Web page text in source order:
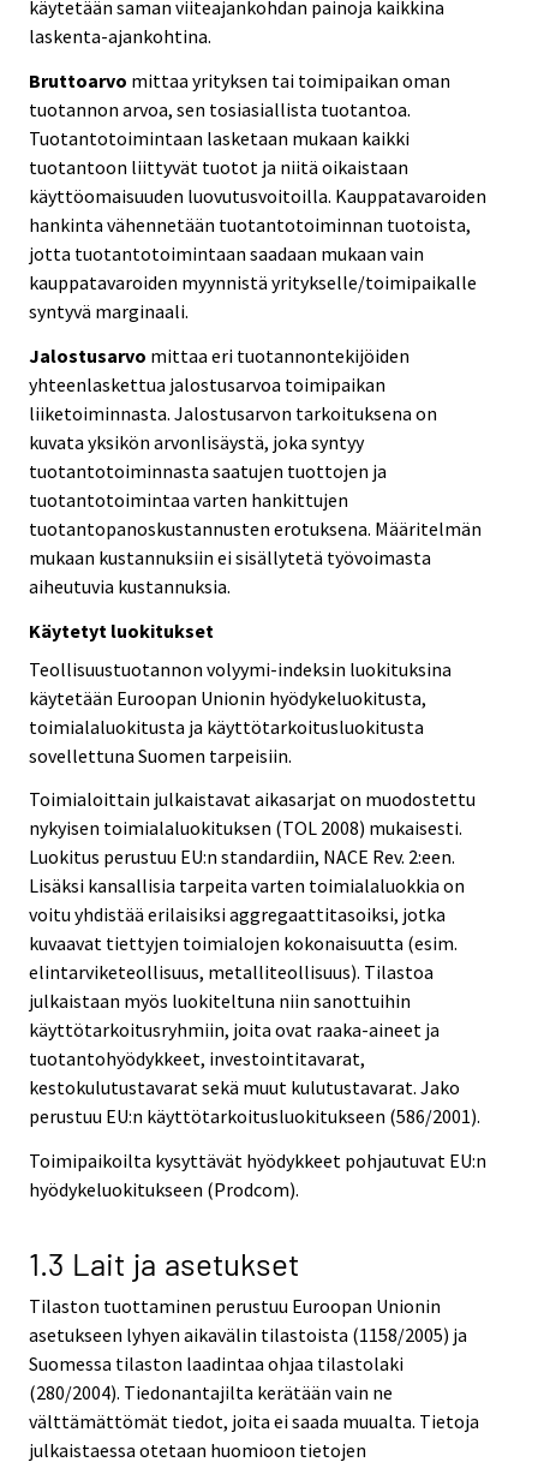
käytetään saman viiteajankohdan painoja kaikkina
laskenta-ajankohtina.
Bruttoarvo mittaa yrityksen tai toimipaikan oman
tuotannon arvoa, sen tosiasiallista tuotantoa.
Tuotantotoimintaan lasketaan mukaan kaikki
tuotantoon liittyvät tuotot ja niitä oikaistaan
käyttöomaisuuden luovutusvoitoilla. Kauppatavaroiden
hankinta vähennetään tuotantotoiminnan tuotoista,
jotta tuotantotoimintaan saadaan mukaan vain
kauppatavaroiden myynnistä yritykselle/toimipaikalle
syntyvä marginaali.
Jalostusarvo mittaa eri tuotannontekijöiden
yhteenlaskettua jalostusarvoa toimipaikan
liiketoiminnasta. Jalostusarvon tarkoituksena on
kuvata yksikön arvonlisäystä, joka syntyy
tuotantotoiminnasta saatujen tuottojen ja
tuotantotoimintaa varten hankittujen
tuotantopanoskustannusten erotuksena. Määritelmän
mukaan kustannuksiin ei sisällytetä työvoimasta
aiheutuvia kustannuksia.
Käytetyt luokitukset
Teollisuustuotannon volyymi-indeksin luokituksina
käytetään Euroopan Unionin hyödykeluokitusta,
toimialaluokitusta ja käyttötarkoitusluokitusta
sovellettuna Suomen tarpeisiin.
Toimialoittain julkaistavat aikasarjat on muodostettu
nykyisen toimialaluokituksen (TOL 2008) mukaisesti.
Luokitus perustuu EU:n standardiin, NACE Rev. 2:een.
Lisäksi kansallisia tarpeita varten toimialaluokkia on
voitu yhdistää erilaisiksi aggregaattitasoiksi, jotka
kuvaavat tiettyjen toimialojen kokonaisuutta (esim.
elintarviketeollisuus, metalliteollisuus). Tilastoa
julkaistaan myös luokiteltuna niin sanottuihin
käyttötarkoitusryhmiin, joita ovat raaka-aineet ja
tuotantohyödykkeet, investointitavarat,
kestokulutustavarat sekä muut kulutustavarat. Jako
perustuu EU:n käyttötarkoitusluokitukseen (586/2001).
Toimipaikoilta kysyttävät hyödykkeet pohjautuvat EU:n
hyödykeluokitukseen (Prodcom).
1.3 Lait ja asetukset
Tilaston tuottaminen perustuu Euroopan Unionin
asetukseen lyhyen aikavälin tilastoista (1158/2005) ja
Suomessa tilaston laadintaa ohjaa tilastolaki
(280/2004). Tiedonantajilta kerätään vain ne
välttämättömät tiedot, joita ei saada muualta. Tietoja
julkaistaessa otetaan huomioon tietojen